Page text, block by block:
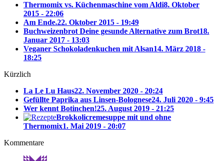
Thermomix vs. Küchenmaschine vom Aldi8. Oktober
2015 - 22:06
Am Ende.22. Oktober 2015 - 19:49
Buchweizenbrot Deine gesunde Alternative zum Brot18.
Januar 2017 - 13:03
Veganer Schokoladenkuchen mit Alsan14. März 2018 -
18:25
Kürzlich
La Le Lu Haus22. November 2020 - 20:24
Gefüllte Paprika aus Linsen-Bolognese24. Juli 2020 - 9:45
Wer kennt Botinchen!25. August 2019 - 21:25
Brokkolicremesuppe mit und ohne
Thermomix1. Mai 2019 - 20:07
Kommentare